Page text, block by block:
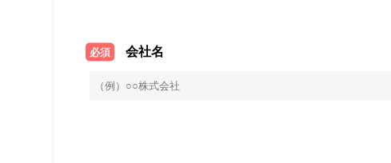
会社名
必須